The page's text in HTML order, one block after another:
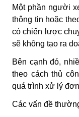
Một phần người
thông tin hoặc
có chiến lược
sẽ không tạo ra
Bên cạnh đó,
theo cách thủ
quá trình xử lý
Các vấn đề